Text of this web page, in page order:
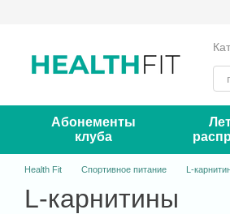
Абонементы
клуба
Health Fit Спортивное питание L-
L-карнитины